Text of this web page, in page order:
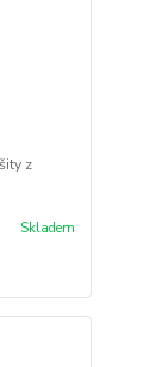
z
Skladem